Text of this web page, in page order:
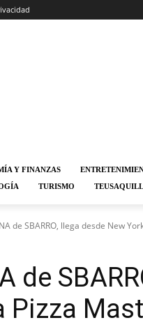
Y FINANZAS
TURISMO
de SBARRO, llega desde New
de
Pizza